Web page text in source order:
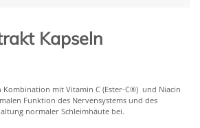
Kapseln
Kombination mit Vitamin C (Ester-C®) und Niacin
Funktion des Nervensystems und des
normaler Schleimhäute bei.